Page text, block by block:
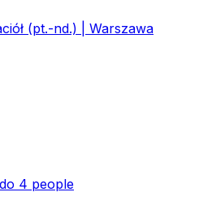
(pt.-nd.) | Warszawa
4 people